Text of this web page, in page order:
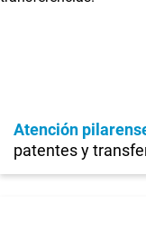
Atención
patentes y